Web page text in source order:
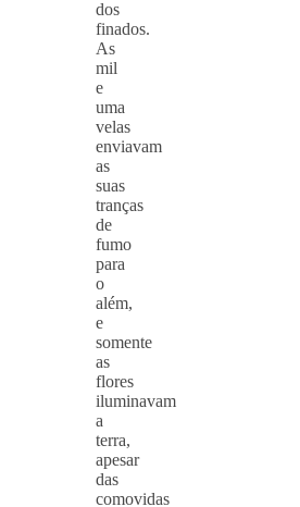
dos
finados.
As
mil
e
uma
velas
enviavam
as
suas
tranças
de
fumo
para
o
além,
e
somente
as
flores
iluminavam
a
terra,
apesar
das
comovidas